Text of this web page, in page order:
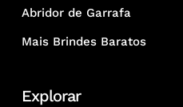
Abridor de Garrafa
Mais Brindes Baratos
Explorar